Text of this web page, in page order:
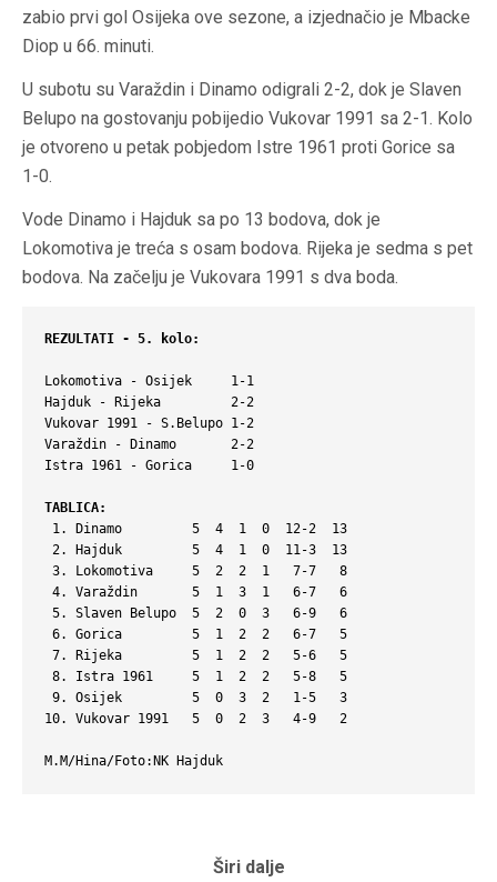
zabio prvi gol Osijeka ove sezone, a izjednačio je Mbacke
Diop u 66. minuti.
U subotu su Varaždin i Dinamo odigrali 2-2, dok je Slaven
Belupo na gostovanju pobijedio Vukovar 1991 sa 2-1. Kolo
je otvoreno u petak pobjedom Istre 1961 proti Gorice sa
1-0.
Vode Dinamo i Hajduk sa po 13 bodova, dok je
Lokomotiva je treća s osam bodova. Rijeka je sedma s pet
bodova. Na začelju je Vukovara 1991 s dva boda.
REZULTATI - 5. kolo:
Lokomotiva - Osijek     1-1
Hajduk - Rijeka         2-2
Vukovar 1991 - S.Belupo 1-2
Varaždin - Dinamo       2-2
TABLICA:
1. Dinamo         5  4  1  0  12-2  13
2. Hajduk         5  4  1  0  11-3  13
3.​​​​​​ Lokomotiva     5  2  2  1   7-7   8
4. Varaždin       5  1  3  1   6-7   6
5. Slaven Belupo  5  2  0  3   6-9   6
6. Gorica         5  1  2  2   6-7   5
7. Rijeka         5  1  2  2   5-6   5
8. Istra 1961     5  1  2  2   5-8   5
9. Osijek         5  0  3  2   1-5   3
10. Vukovar 1991   5  0  2  3   4-9   2
M.M/Hina/Foto:NK Hajduk
Širi dalje